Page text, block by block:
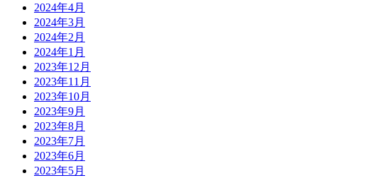
2024年4月
2024年3月
2024年2月
2024年1月
2023年12月
2023年11月
2023年10月
2023年9月
2023年8月
2023年7月
2023年6月
2023年5月